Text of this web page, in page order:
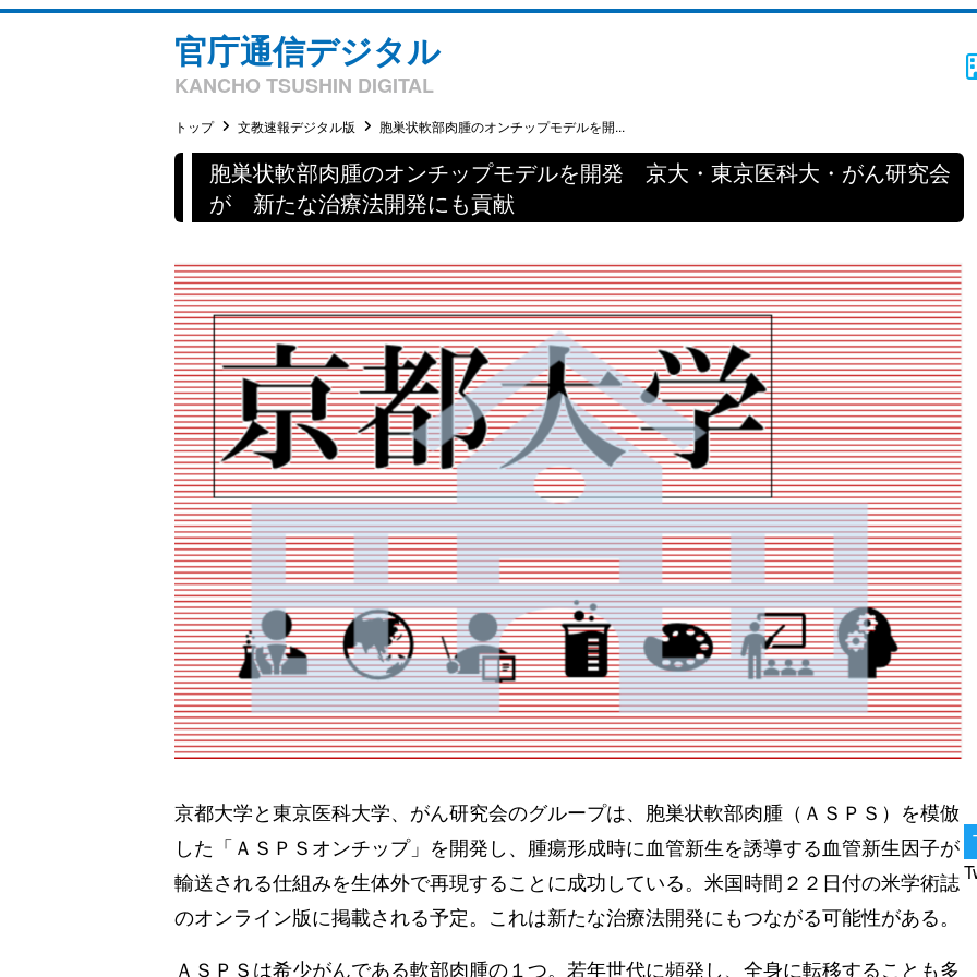
官庁通信デジタル
KANCHO TSUSHIN DIGITAL
トップ 文教速報デジタル版 胞巣状軟部肉腫のオンチップモデルを開...
胞巣状軟部肉腫のオンチップモデルを開発 京大・東京医科大・がん研究会
が 新たな治療法開発にも貢献
京都大学と東京医科大学、がん研究会のグループは、胞巣状軟部肉腫（ＡＳＰＳ）を模倣
した「ＡＳＰＳオンチップ」を開発し、腫瘍形成時に血管新生を誘導する血管新生因子が
輸送される仕組みを生体外で再現することに成功している。米国時間２２日付の米学術誌
のオンライン版に掲載される予定。これは新たな治療法開発にもつながる可能性がある。
ＡＳＰＳは希少がんである軟部肉腫の１つ。若年世代に頻発し、全身に転移することも多